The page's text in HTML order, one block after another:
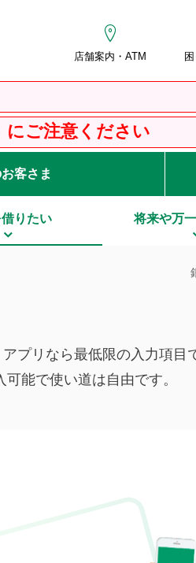
店舗案内・ATM
客さま
りたい 将来や万
プリなら最低限の入力項
能で使い道は自由です。